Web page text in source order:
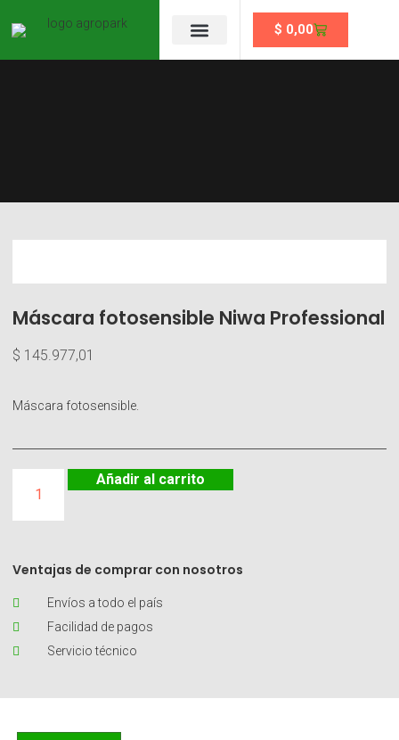
$ 0,00
Máscara fotosensible Niwa Professional
$ 145.977,01
Máscara fotosensible.
Añadir al carrito
Ventajas de comprar con nosotros
Envíos a todo el país
Facilidad de pagos
Servicio técnico